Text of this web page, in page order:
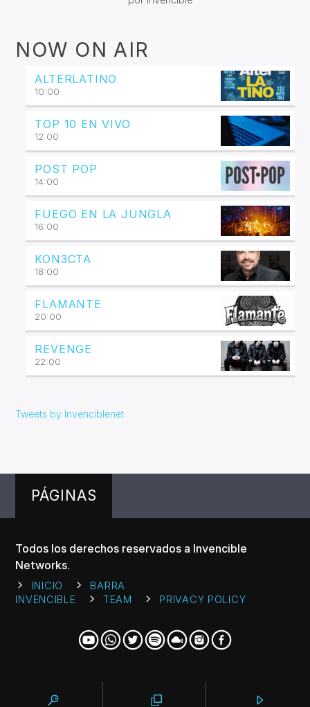
NOW ON AIR
ALTERLATINO
10:00
TOP 10 EN VIVO
12:00
POST POP
14:00
FUEGO EN LA JUNGLA
16:00
KON3CTA
18:00
FLAMANTE
20:00
REVENGE
22:00
Tweets by Invenciblenet
PÁGINAS
Todos los derechos reservados a Invencible
Networks.
INICIO
BARRA
INVENCIBLE
TEAM PRIVACY POLICY